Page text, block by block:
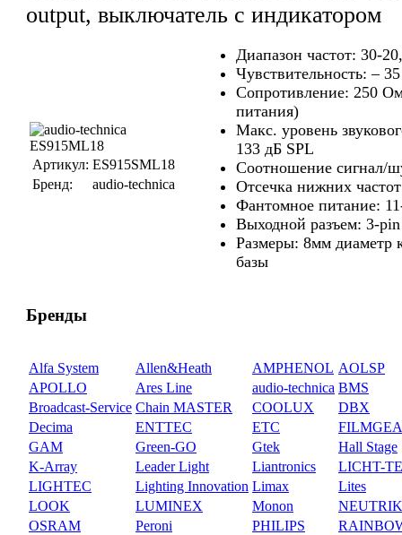
output, выключатель с индикатором
Артикул: ES915SML18
Бренд:
audio-technica
Диапазон частот: 30-
Чувствительность: –
Сопротивление: 250
питания)
Макс. уровень
133 дБ SPL
Соотношение сигнал/
Отсечка нижних
Фантомное питание:
Выходной разъем: 3-
Размеры: 8мм диаметр
базы
Бренды
Alfa System Allen&Heath AMPHENOL AOLSP
APOLLO
Ares Line audio-technica BMS
Broadcast-Service Chain MASTER COOLUX
DBX
Decima
ENTTEC ETC
GAM
Green-GO Gtek
Hall Stage
K-Array
Leader Light Liantronics
LICHT-
LIGHTEC
Lighting Innovation Limax
Lites
LOOK
LUMINEX Monon
NEUTRIK
OSRAM
Peroni PHILIPS